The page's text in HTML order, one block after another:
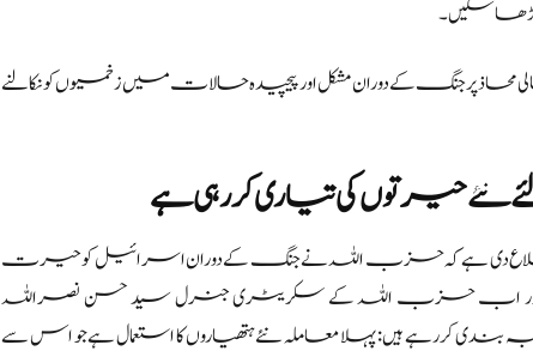
سکیں۔
پر جنگ کے دوران مشکل اور پیچیدہ حالات میں زخمیوں کو نکالنے
کی تیاری کر رہی ہے
سے اطلاع دی ہے کہ حزب اللہ نے جنگ کے دوران اسرائیل کو حیرت
کیا اور اب حزب اللہ کے سکریٹری جنرل سید حسن نصراللہ
کر رہے ہیں: پہلا معاملہ نئے ہتھیاروں کا استعمال ہے جو اس سے